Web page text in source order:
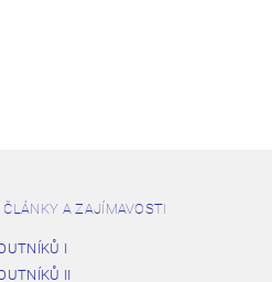
ČLÁNKY A ZAJÍMAVOSTI
I
II